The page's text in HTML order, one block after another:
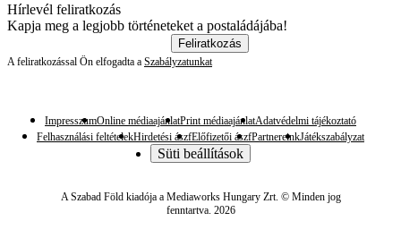
Hírlevél feliratkozás
Kapja meg a legjobb történeteket a postaládájába!
Feliratkozás
A feliratkozással Ön elfogadta a Szabályzatunkat
ImpresszumOnline médiaajánlatPrint médiaajánlatAdatvédelmi tájékoztató
Felhasználási feltételekHirdetési ászfElőfizetői ászfPartnereinkJátékszabályzat
Süti beállítások
A Szabad Föld kiadója a Mediaworks Hungary Zrt. © Minden jog
fenntartva. 2026